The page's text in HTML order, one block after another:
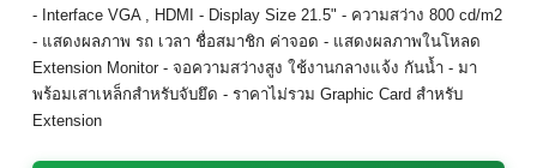
- Interface VGA , HDMI - Display Size 21.5" - ความสว่าง 800 cd/m2
- แสดงผลภาพ รถ เวลา ชื่อสมาชิก ค่าจอด - แสดงผลภาพในโหลด
Extension Monitor - จอความสว่างสูง ใช้งานกลางแจ้ง กันน้ำ - มา
พร้อมเสาเหล็กสำหรับจับยึด - ราคาไม่รวม Graphic Card สำหรับ
Extension